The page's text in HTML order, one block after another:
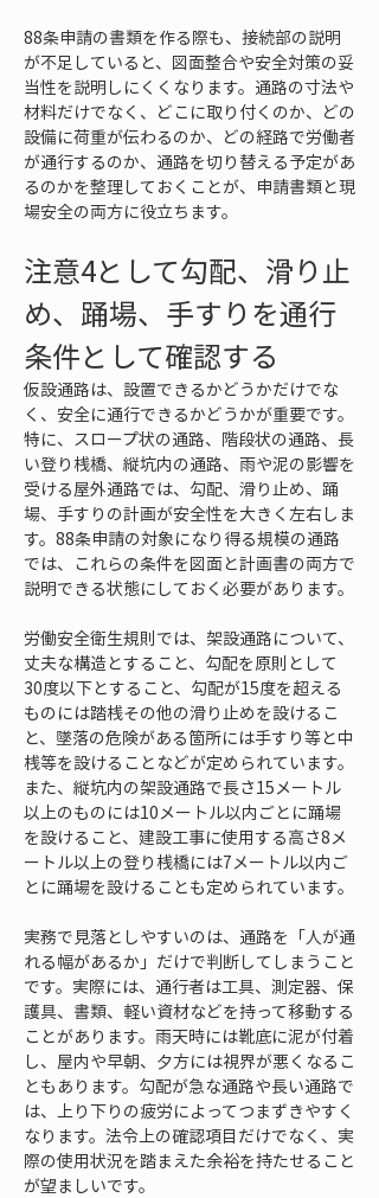
88条申請の書類を作る際も、接続部の説明
が不足していると、図面整合や安全対策の妥
当性を説明しにくくなります。通路の寸法や
材料だけでなく、どこに取り付くのか、どの
設備に荷重が伝わるのか、どの経路で労働者
が通行するのか、通路を切り替える予定があ
るのかを整理しておくことが、申請書類と現
場安全の両方に役立ちます。
注意4として勾配、滑り止
め、踊場、手すりを通行
条件として確認する
仮設通路は、設置できるかどうかだけでな
く、安全に通行できるかどうかが重要です。
特に、スロープ状の通路、階段状の通路、長
い登り桟橋、縦坑内の通路、雨や泥の影響を
受ける屋外通路では、勾配、滑り止め、踊
場、手すりの計画が安全性を大きく左右しま
す。88条申請の対象になり得る規模の通路
では、これらの条件を図面と計画書の両方で
説明できる状態にしておく必要があります。
労働安全衛生規則では、架設通路について、
丈夫な構造とすること、勾配を原則として
30度以下とすること、勾配が15度を超える
ものには踏桟その他の滑り止めを設けるこ
と、墜落の危険がある箇所には手すり等と中
桟等を設けることなどが定められています。
また、縦坑内の架設通路で長さ15メートル
以上のものには10メートル以内ごとに踊場
を設けること、建設工事に使用する高さ8メ
ートル以上の登り桟橋には7メートル以内ご
とに踊場を設けることも定められています。
実務で見落としやすいのは、通路を「人が通
れる幅があるか」だけで判断してしまうこと
です。実際には、通行者は工具、測定器、保
護具、書類、軽い資材などを持って移動する
ことがあります。雨天時には靴底に泥が付着
し、屋内や早朝、夕方には視界が悪くなるこ
ともあります。勾配が急な通路や長い通路で
は、上り下りの疲労によってつまずきやすく
なります。法令上の確認項目だけでなく、実
際の使用状況を踏まえた余裕を持たせること
が望ましいです。